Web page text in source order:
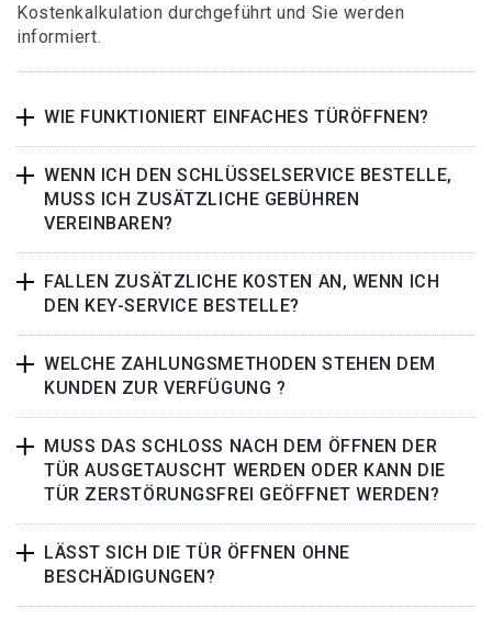
Kostenkalkulation durchgeführt und Sie werden
informiert.
WIE FUNKTIONIERT EINFACHES TÜRÖFFNEN?
WENN ICH DEN SCHLÜSSELSERVICE BESTELLE,
MUSS ICH ZUSÄTZLICHE GEBÜHREN
VEREINBAREN?
FALLEN ZUSÄTZLICHE KOSTEN AN, WENN ICH
DEN KEY-SERVICE BESTELLE?
WELCHE ZAHLUNGSMETHODEN STEHEN DEM
KUNDEN ZUR VERFÜGUNG ?
MUSS DAS SCHLOSS NACH DEM ÖFFNEN DER
TÜR AUSGETAUSCHT WERDEN ODER KANN DIE
TÜR ZERSTÖRUNGSFREI GEÖFFNET WERDEN?
LÄSST SICH DIE TÜR ÖFFNEN OHNE
BESCHÄDIGUNGEN?